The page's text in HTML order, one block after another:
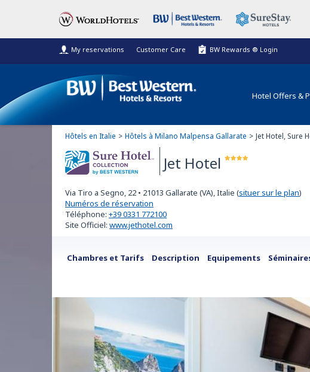
My reservations Customer Care BW Rewards ® Login
Hotel Offers &
Hôtels en Italie Hôtels à Milano Malpensa Gallarate Jet Hotel, Sure
Sure Hotel
Collection
Jet Hotel
Via Tiro a Segno, 22 • 21013 Gallarate (VA), Italie (situer sur le plan)
Numéros de réservation
Téléphone: +39 0331 772100
Site Officiel: www.jethotel.com
Chambres et Tarifs Description Equipements